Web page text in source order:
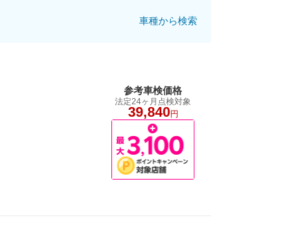
車種から検索
参考車検価格
法定24ヶ月点検対象
39,840円